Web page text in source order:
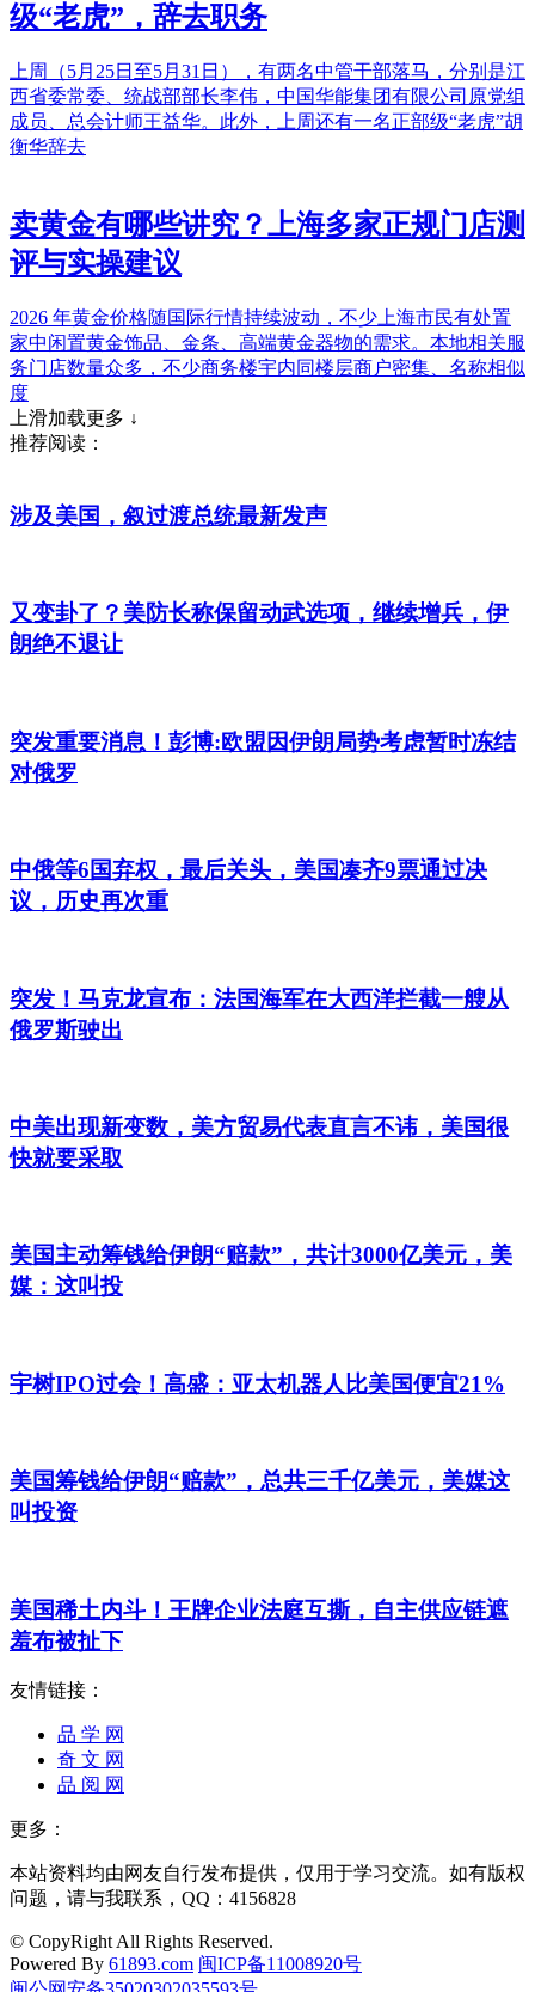
级“老虎”，辞去职务
上周（5月25日至5月31日），有两名中管干部落马，分别是江
西省委常委、统战部部长李伟，中国华能集团有限公司原党组
成员、总会计师王益华。此外，上周还有一名正部级“老虎”胡
衡华辞去
卖黄金有哪些讲究？上海多家正规门店测
评与实操建议
2026 年黄金价格随国际行情持续波动，不少上海市民有处置
家中闲置黄金饰品、金条、高端黄金器物的需求。本地相关服
务门店数量众多，不少商务楼宇内同楼层商户密集、名称相似
度
上滑加载更多 ↓
推荐阅读：
涉及美国，叙过渡总统最新发声
又变卦了？美防长称保留动武选项，继续增兵，伊
朗绝不退让
突发重要消息！彭博:欧盟因伊朗局势考虑暂时冻结
对俄罗
中俄等6国弃权，最后关头，美国凑齐9票通过决
议，历史再次重
突发！马克龙宣布：法国海军在大西洋拦截一艘从
俄罗斯驶出
中美出现新变数，美方贸易代表直言不讳，美国很
快就要采取
美国主动筹钱给伊朗“赔款”，共计3000亿美元，美
媒：这叫投
宇树IPO过会！高盛：亚太机器人比美国便宜21%
美国筹钱给伊朗“赔款”，总共三千亿美元，美媒这
叫投资
美国稀土内斗！王牌企业法庭互撕，自主供应链遮
羞布被扯下
友情链接：
品 学 网
奇 文 网
品 阅 网
更多：
本站资料均由网友自行发布提供，仅用于学习交流。如有版权
问题，请与我联系，QQ：4156828
© CopyRight All Rights Reserved.
Powered By 61893.com 闽ICP备11008920号